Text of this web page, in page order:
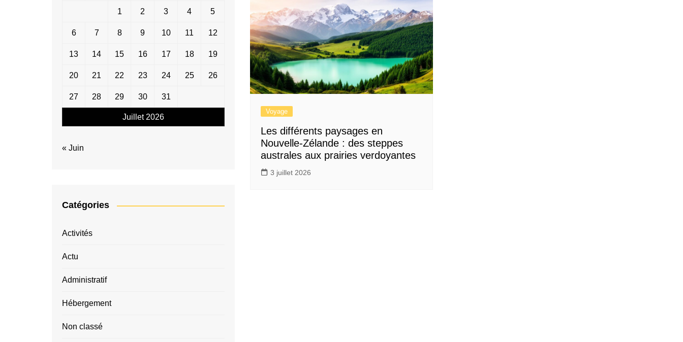
Voyage
Les différents paysages en
Nouvelle-Zélande : des steppes
australes aux prairies verdoyantes
3 juillet 2026
Juillet 2026
1 2 3 4 5
6 7 8 9 10 11 12
13 14 15 16 17 18 19
20 21 22 23 24 25 26
27 28 29 30 31
« Juin
Catégories
Activités
Actu
Administratif
Hébergement
Non classé